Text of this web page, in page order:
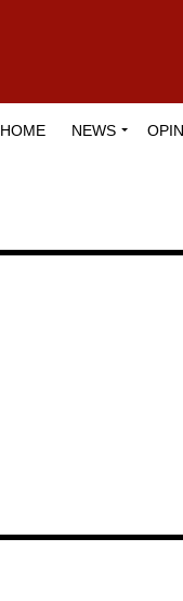
HOME NEWS